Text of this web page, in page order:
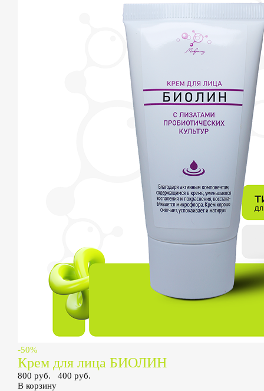
-50%
Крем для лица БИОЛИН
800 руб.
400 руб.
В корзину